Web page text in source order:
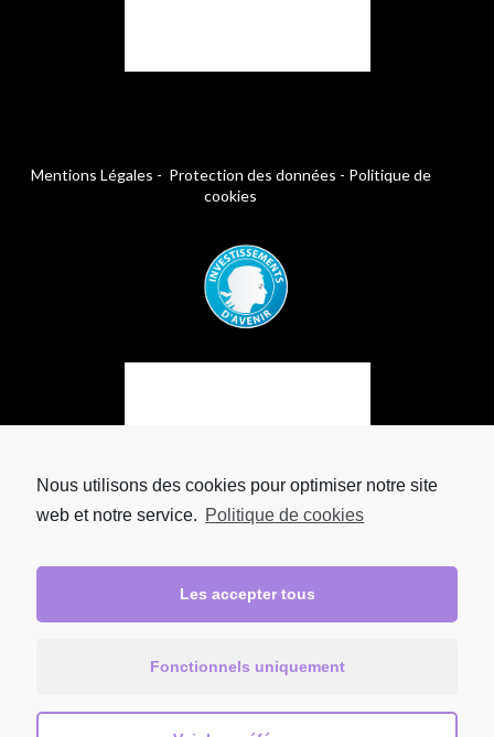
Nous utilisons des cookies pour optimiser notre site
web et notre service. Politique de cookies
Les accepter tous
Fonctionnels uniquement
Mentions Légales - Protection des données - Politique de
cookies